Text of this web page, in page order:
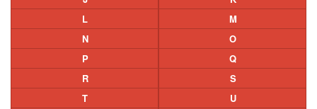
L
M
N
O
P
Q
R
S
T
U